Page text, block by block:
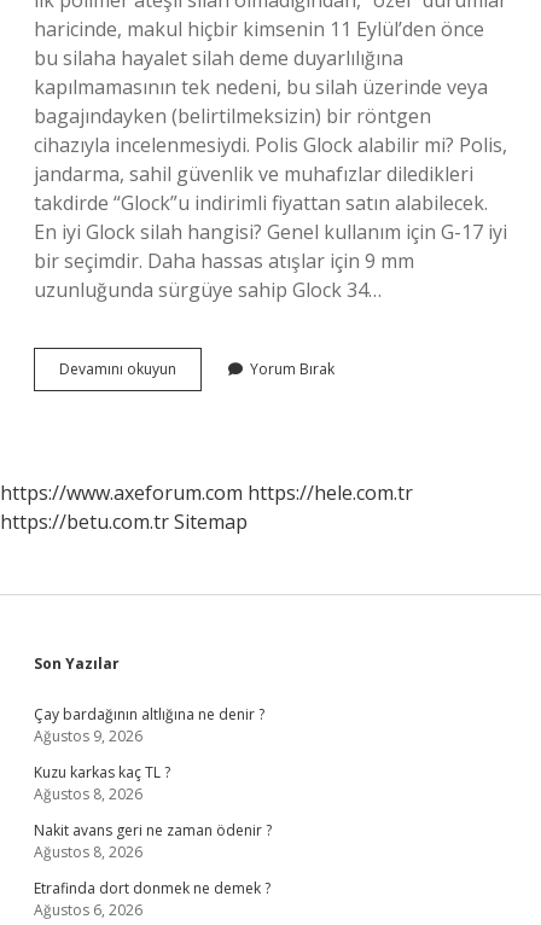
haricinde, makul hiçbir kimsenin 11 Eylül’den önce
bu silaha hayalet silah deme duyarlılığına
kapılmamasının tek nedeni, bu silah üzerinde veya
bagajındayken (belirtilmeksizin) bir röntgen
cihazıyla incelenmesiydi. Polis Glock alabilir mi? Polis,
jandarma, sahil güvenlik ve muhafızlar diledikleri
takdirde “Glock”u indirimli fiyattan satın alabilecek.
En iyi Glock silah hangisi? Genel kullanım için G-17 iyi
bir seçimdir. Daha hassas atışlar için 9 mm
uzunluğunda sürgüye sahip Glock 34…
Devamını okuyun
Sahibi
Yorum Bırak
https://www.axeforum.com https://hele.com.tr
https://betu.com.trSitemap
Sidebar
Son Yazılar
Çay bardağının altlığına ne denir ?
Ağustos 9, 2026
Kuzu karkas kaç TL ?
Ağustos 8, 2026
Nakit avans geri ne zaman ödenir ?
Ağustos 8, 2026
Etrafinda dort donmek ne demek ?
Ağustos 6, 2026